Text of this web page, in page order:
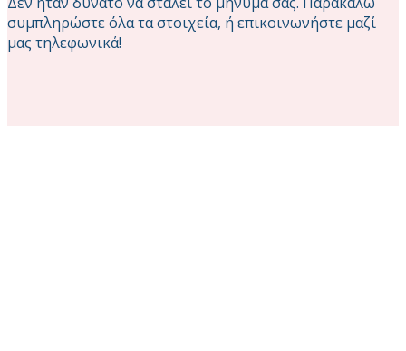
συμπληρώστε όλα τα στοιχεία, ή επικοινωνήστε μαζί
μας τηλεφωνικά!